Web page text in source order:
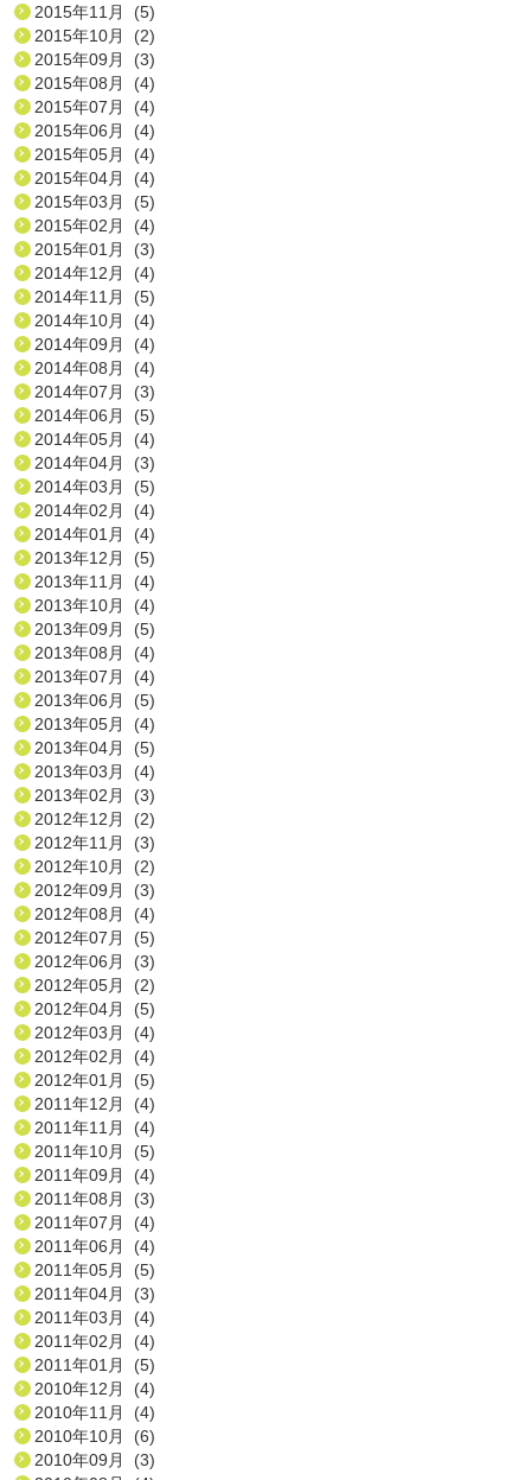
2015年11月 (5)
2015年10月 (2)
2015年09月 (3)
2015年08月 (4)
2015年07月 (4)
2015年06月 (4)
2015年05月 (4)
2015年04月 (4)
2015年03月 (5)
2015年02月 (4)
2015年01月 (3)
2014年12月 (4)
2014年11月 (5)
2014年10月 (4)
2014年09月 (4)
2014年08月 (4)
2014年07月 (3)
2014年06月 (5)
2014年05月 (4)
2014年04月 (3)
2014年03月 (5)
2014年02月 (4)
2014年01月 (4)
2013年12月 (5)
2013年11月 (4)
2013年10月 (4)
2013年09月 (5)
2013年08月 (4)
2013年07月 (4)
2013年06月 (5)
2013年05月 (4)
2013年04月 (5)
2013年03月 (4)
2013年02月 (3)
2012年12月 (2)
2012年11月 (3)
2012年10月 (2)
2012年09月 (3)
2012年08月 (4)
2012年07月 (5)
2012年06月 (3)
2012年05月 (2)
2012年04月 (5)
2012年03月 (4)
2012年02月 (4)
2012年01月 (5)
2011年12月 (4)
2011年11月 (4)
2011年10月 (5)
2011年09月 (4)
2011年08月 (3)
2011年07月 (4)
2011年06月 (4)
2011年05月 (5)
2011年04月 (3)
2011年03月 (4)
2011年02月 (4)
2011年01月 (5)
2010年12月 (4)
2010年11月 (4)
2010年10月 (6)
2010年09月 (3)